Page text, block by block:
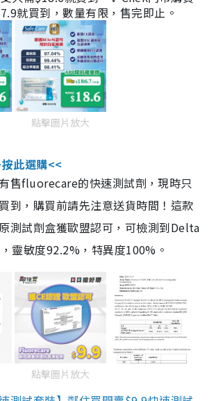
就買到，數量有限，售完即止。
點擊圖片放大
此選購<<
售fluorecare的快速測試劑，現時只
到，購買前請先注意送貨時間！這款
測試劑盒獲歐盟認可，可檢測到Delta
靈敏度92.2%，特異度100%。
點擊圖片放大